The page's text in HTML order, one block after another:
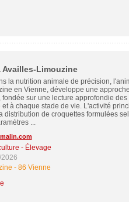
Availles-Limouzine
la nutrition animale de précision,
en Vienne, développe une
fondée sur une lecture approfondie
à chaque stade de vie. L'activité
distribution de croquettes formulées
...
- Élevage
- 86 Vienne